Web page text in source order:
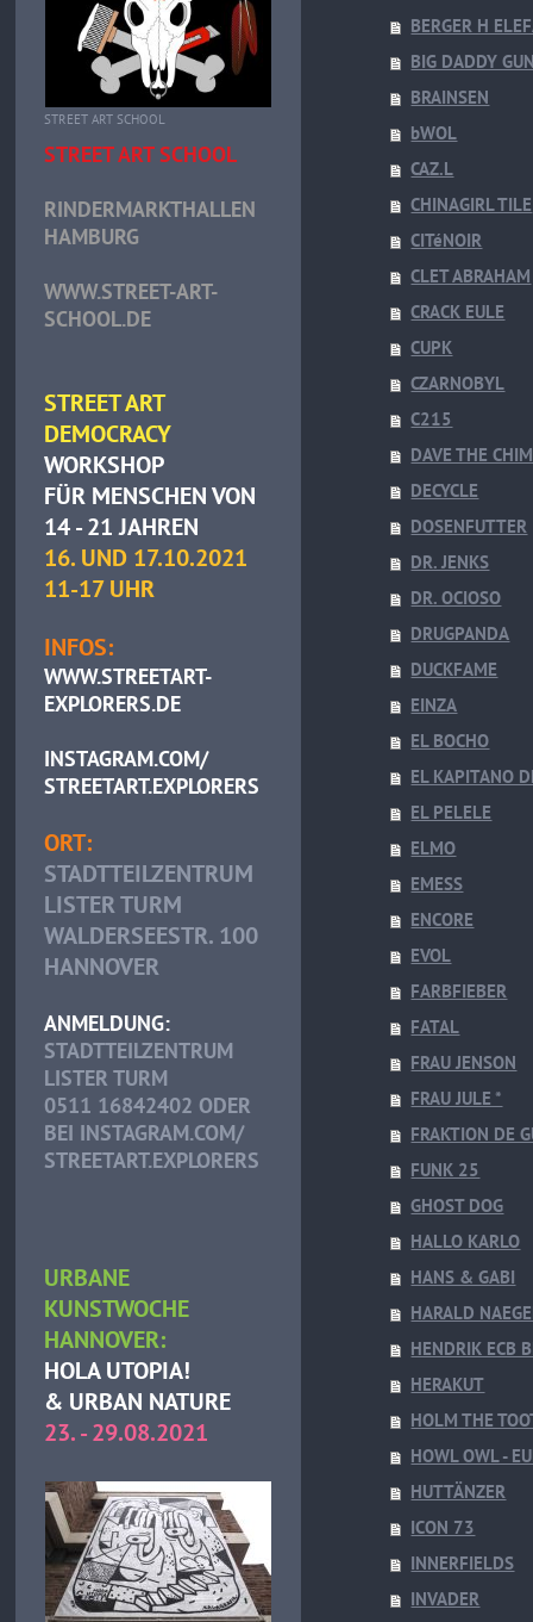
STREET ART SCHOOL
STREET ART SCHOOL
RINDERMARKTHALLEN
HAMBURG
WWW.STREET-ART-
SCHOOL.DE
STREET ART
DEMOCRACY
WORKSHOP
FÜR MENSCHEN VON
14 - 21 JAHREN
16. UND 17.10.2021
11-17 UHR
INFOS:
WWW.STREETART-
EXPLORERS.DE
INSTAGRAM.COM/
STREETART.EXPLORERS
ORT:
STADTTEILZENTRUM
LISTER TURM
WALDERSEESTR. 100
HANNOVER
ANMELDUNG:
STADTTEILZENTRUM
LISTER TURM
0511 16842402 ODER
BEI INSTAGRAM.COM/
STREETART.EXPLORERS
URBANE
KUNSTWOCHE
HANNOVER:
HOLA UTOPIA!
& URBAN NATURE
23. - 29.08.2021
BERGER H
BIG DADDY
BRAINSEN
bWOL
CAZ.L
CHINAGIRL TILE
CITéNOIR
CLET ABRAHAM
CRACK EULE
CUPK
CZARNOBYL
C215
DAVE THE
DECYCLE
DOSENFUTTER
DR. JENKS
DR. OCIOSO
DRUGPANDA
DUCKFAME
EINZA
EL BOCHO
EL KAPITANO
EL PELELE
ELMO
EMESS
ENCORE
EVOL
FARBFIEBER
FATAL
FRAU JENSON
FRAU JULE *
FRAKTION DE
FUNK 25
GHOST DOG
HALLO KARLO
HANS & GABI
HARALD
HENDRIK ECB
HERAKUT
HOLM THE
HOWL OWL -
HUTTÄNZER
ICON 73
INNERFIELDS
INVADER